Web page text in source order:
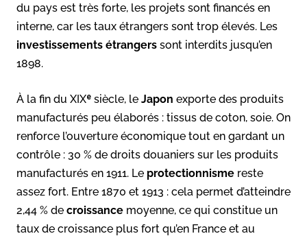
du pays est très forte, les projets sont financés en
interne, car les taux étrangers sont trop élevés. Les
investissements étrangers sont interdits jusqu’en
1898.
À la fin du XIXᵉ siècle, le Japon exporte des produits
manufacturés peu élaborés : tissus de coton, soie. On
renforce l’ouverture économique tout en gardant un
contrôle : 30 % de droits douaniers sur les produits
manufacturés en 1911. Le protectionnisme reste
assez fort. Entre 1870 et 1913 : cela permet d’atteindre
2,44 % de croissance moyenne, ce qui constitue un
taux de croissance plus fort qu’en France et au